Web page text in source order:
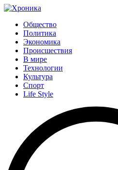
Общество
Политика
Экономика
Происшествия
В мире
Технологии
Культура
Спорт
Life Style